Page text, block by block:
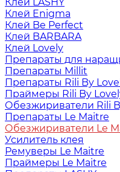
Клей Enigma
Клей Be Perfect
Клей BARBARA
Клей Lovely
Препараты для
Препараты Millit
Препараты Rili By
Праймеры Rili By
Обезжириватели Rili
Препараты Le Maitre
Обезжириватели Le
Усилитель клея
Ремуверы Le Maitre
Праймеры Le Maitre